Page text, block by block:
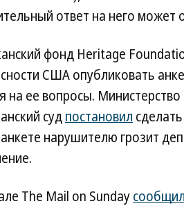
ответ на него может
фонд Heritage
США опубликовать
на ее вопросы.
судпостановил
нарушителю грозит
The Mail on Sunday